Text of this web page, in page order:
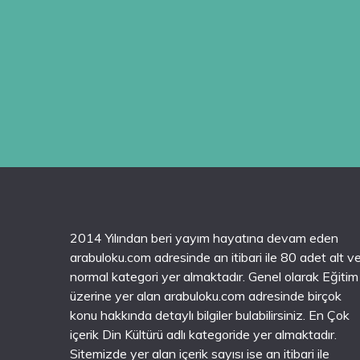
2014 Yılından beri yayım hayatına devam eden
arabuloku.com adresinde an itibari ile 80 adet alt
normal kategori yer almaktadır. Genel olarak Eğitim
üzerine yer alan arabuloku.com adresinde birçok
konu hakkında detaylı bilgiler bulabilirsiniz. En Çok
içerik Din Kültürü adlı kategoride yer almaktadır.
Sitemizde yer alan içerik sayısı ise an itibari ile